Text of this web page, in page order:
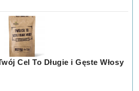
Cel To Długie i Gęste Włosy